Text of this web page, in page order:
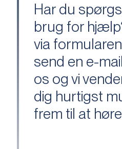
Har du
brug for
via
send en e-
os og vi
dig hurtigst
frem til at